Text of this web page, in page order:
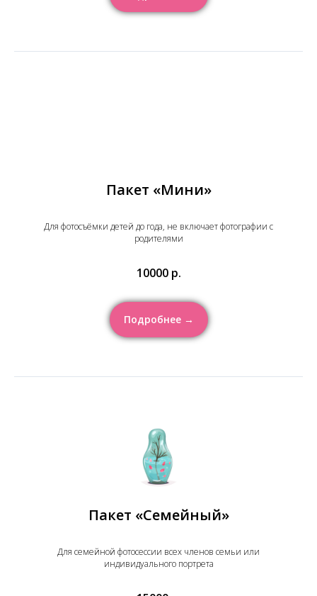
Пакет «Мини»
Для фотосъёмки детей до года, не включает фотографии с
родителями
10000 р.
Подробнее →
Пакет «Семейный»
Для семейной фотосессии всех членов семьи или
индивидуального портрета